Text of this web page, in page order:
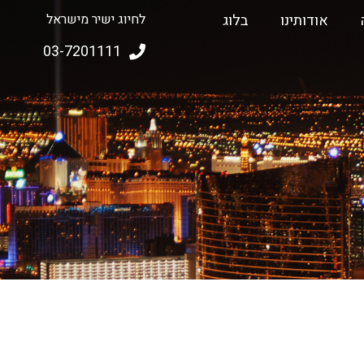
אודותינו בלוג לחיוג ישיר מישראל
03-7201111